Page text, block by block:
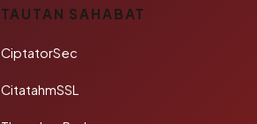
TAUTAN SAHABAT
CiptatorSec
CitatahmSSL